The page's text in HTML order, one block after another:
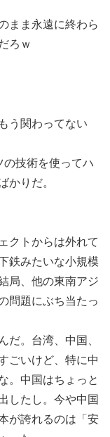
まま永遠に終わら
ろｗ
う関わってない
の技術を使ってハ
かりだ。
クトからは外れて
鉄みたいな小規模
局、他の東南アジ
問題にぶち当たっ
だ。台湾、中国、
ごいけど、特に中
。中国はちょっと
したし。今や中国
が誇れるのは「安